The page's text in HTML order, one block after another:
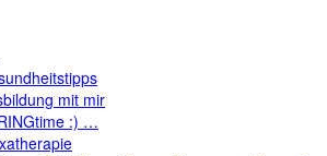
mit mir
:) …